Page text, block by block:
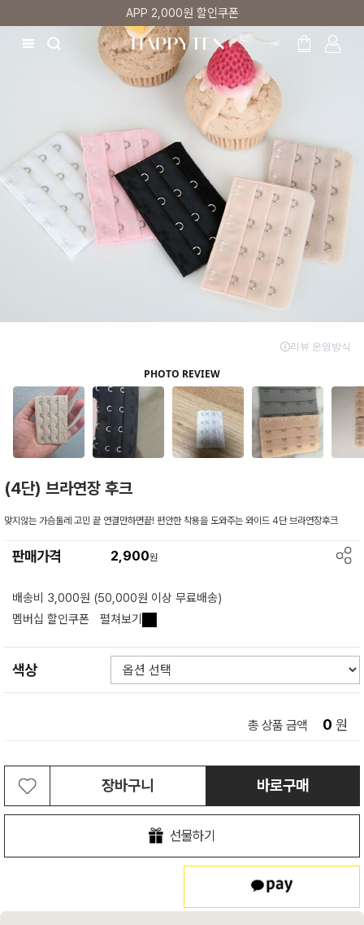
APP 2,000원 할인쿠폰
(4단) 브라연장 후크
맞지않는 가슴둘레 고민 끝 연결만하면끝! 편안한 착용을 도와주는 와이드 4단 브라연장후크
판매가격 2,900원
배송비 3,000원 (50,000원 이상 무료배송)
멤버십 할인쿠폰
펼쳐보기
색상
총 상품 금액 0 원
장바구니 바로구매
선물하기